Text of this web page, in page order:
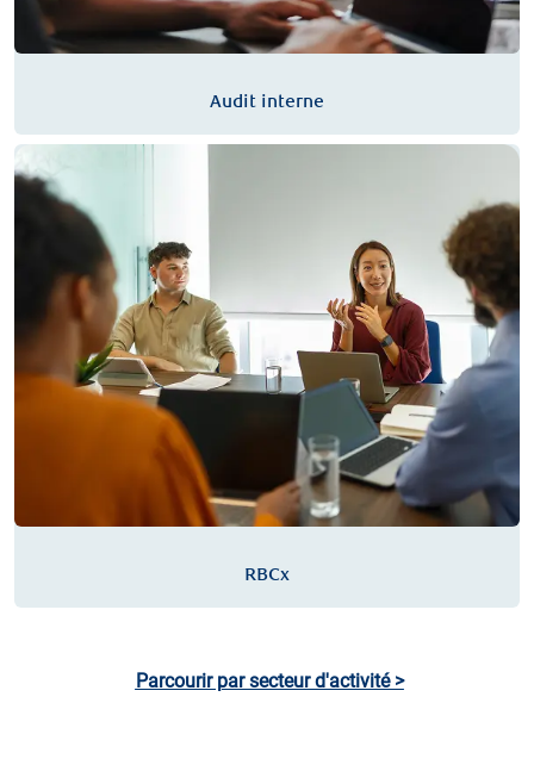
Audit interne
RBCx
RBCx
Parcourir par secteur d'activité >